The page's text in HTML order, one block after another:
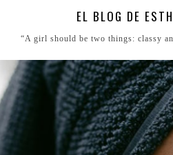
EL BLOG DE
“A girl should be two things: classy